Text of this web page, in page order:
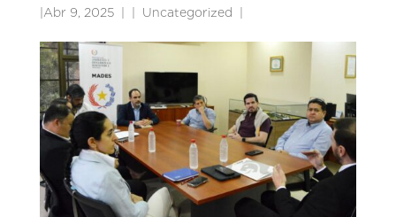
Abr 9, 2025 Uncategorized